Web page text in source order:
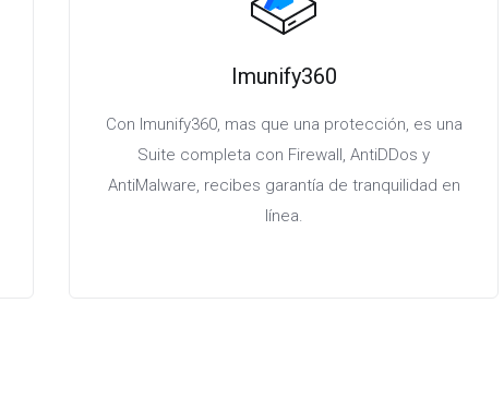
Imunify360
Con Imunify360, mas que una protección, es una
Suite completa con Firewall, AntiDDos y
AntiMalware, recibes garantía de tranquilidad en
línea.